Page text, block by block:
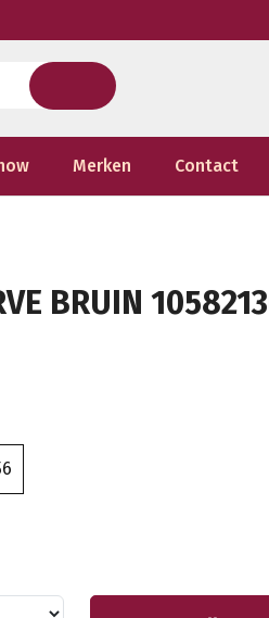
Merken Contact
BRUIN